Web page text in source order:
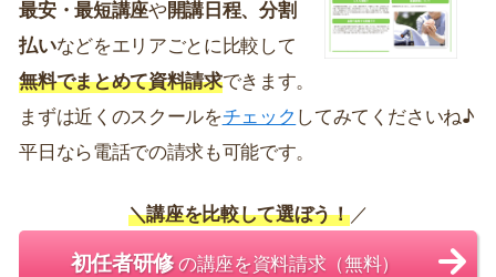
最安・最短講座や開講日程、分割
払いなどをエリアごとに比較して
無料でまとめて資料請求できます。
まずは近くのスクールをチェック してみてくださいね♪
平日なら電話での請求も可能です。
＼講座を比較して選ぼう！／
初任者研修の講座を資料請求（無料）